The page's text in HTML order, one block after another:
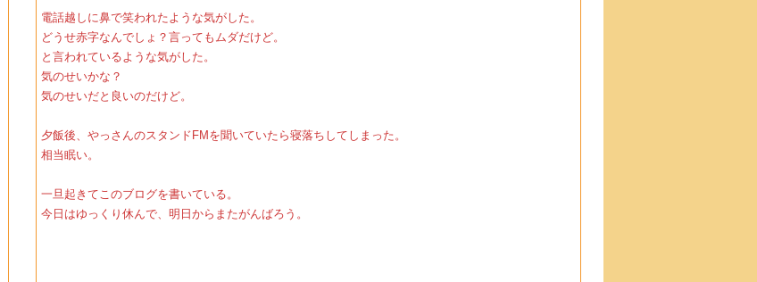
電話越しに鼻で笑われたような気がした。
どうせ赤字なんでしょ？言ってもムダだけど。
と言われているような気がした。
気のせいかな？
気のせいだと良いのだけど。
夕飯後、やっさんのスタンドFMを聞いていたら寝落ちしてしまった。
相当眠い。
一旦起きてこのブログを書いている。
今日はゆっくり休んで、明日からまたがんばろう。